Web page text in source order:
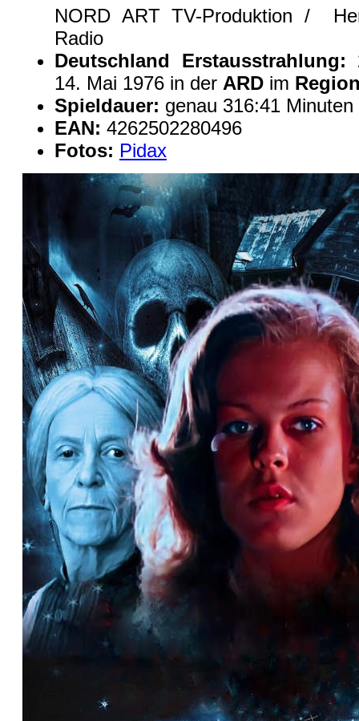
NORD ART TV-Produktion /
Radio
Deutschland Erstausstrahlung:
14. Mai 1976 in der ARD im
Spieldauer: genau 316:41 Minuten
EAN: 4262502280496
Fotos: Pidax